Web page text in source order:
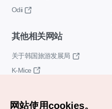
Odii
其他相关网站
关于韩国旅游发展局
K-Mice
网站使用cookies。